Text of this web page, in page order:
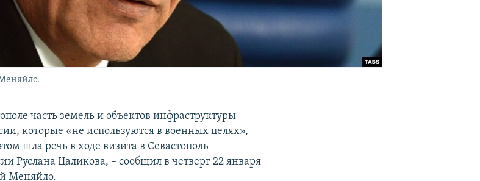
часть земель и объектов инфраструктуры
которые «не используются в военных целях»,
шла речь в ходе визита в Севастополь
Руслана Цаликова, – сообщил в четверг 22 января
Меняйло.